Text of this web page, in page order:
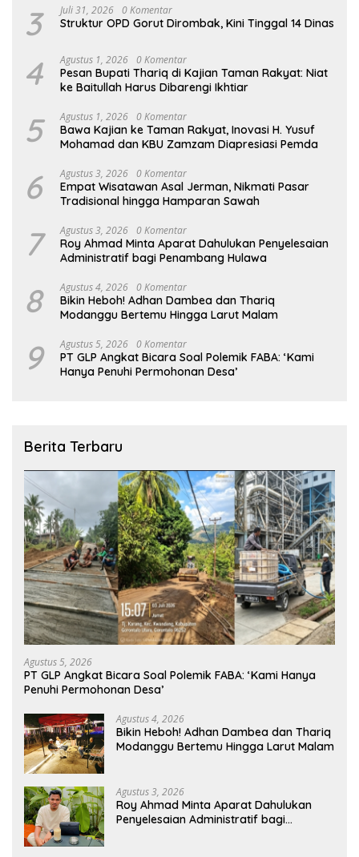
3 Juli 31, 2026 0 Komentar
Struktur OPD Gorut Dirombak, Kini Tinggal 14 Dinas
4 Agustus 1, 2026 0 Komentar
Pesan Bupati Thariq di Kajian Taman Rakyat: Niat
ke Baitullah Harus Dibarengi Ikhtiar
5 Agustus 1, 2026 0 Komentar
Bawa Kajian ke Taman Rakyat, Inovasi H. Yusuf
Mohamad dan KBU Zamzam Diapresiasi Pemda
6 Agustus 3, 2026 0 Komentar
Empat Wisatawan Asal Jerman, Nikmati Pasar
Tradisional hingga Hamparan Sawah
7 Agustus 3, 2026 0 Komentar
Roy Ahmad Minta Aparat Dahulukan Penyelesaian
Administratif bagi Penambang Hulawa
8 Agustus 4, 2026 0 Komentar
Bikin Heboh! Adhan Dambea dan Thariq
Modanggu Bertemu Hingga Larut Malam
9 Agustus 5, 2026 0 Komentar
PT GLP Angkat Bicara Soal Polemik FABA: ‘Kami
Hanya Penuhi Permohonan Desa’
Berita Terbaru
Agustus 5, 2026
PT GLP Angkat Bicara Soal Polemik FABA: ‘Kami Hanya
Penuhi Permohonan Desa’
Agustus 4, 2026
Bikin Heboh! Adhan Dambea dan Thariq
Modanggu Bertemu Hingga Larut Malam
Agustus 3, 2026
Roy Ahmad Minta Aparat Dahulukan
Penyelesaian Administratif bagi